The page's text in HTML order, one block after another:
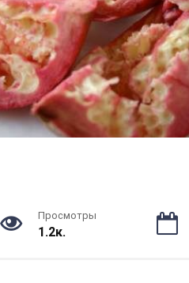
Просмотры
1.2к.